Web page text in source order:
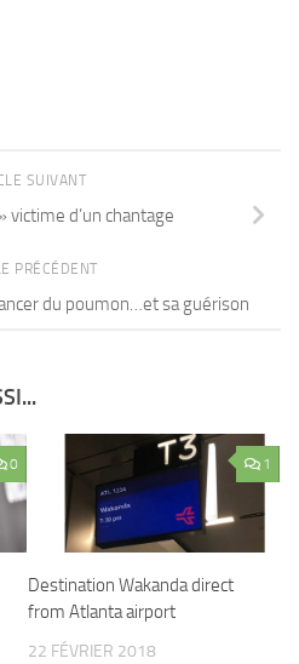
SUIVANT
victime d’un chantage
PRÉCÉDENT
du poumon…et sa guérison
0 1
Destination Wakanda direct
from Atlanta airport
22 FÉVRIER 2018